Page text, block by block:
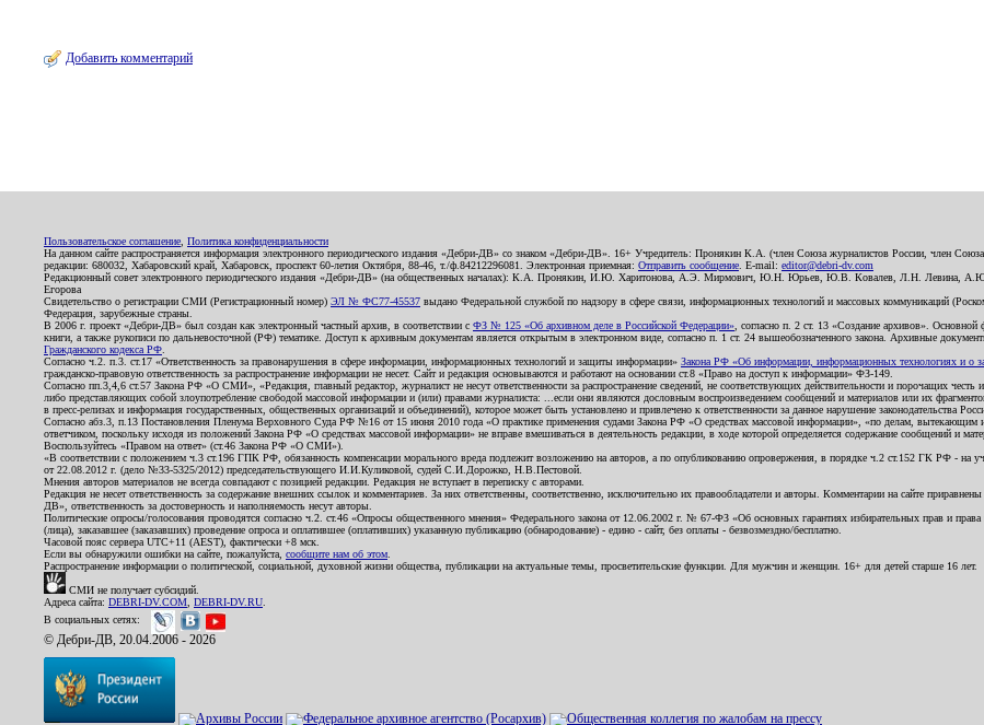
Добавить комментарий
Пользовательское соглашение Политика конфиденциальности
На данном сайте распространяется информация электронного периодического издания «Дебри-ДВ» со знаком «Дебри-ДВ». 16+ Учредитель: Пронякин К.А. (член Союза журналистов России, член
редакции: 680032, Хабаровский край, Хабаровск, проспект 60-летия Октября, 88-46, т./ф.84212296081. Электронная приемная: Отправить сообщение . E-mail: editor@debri-dv.com
Редакционный совет электронного периодического издания «Дебри-ДВ» (на общественных началах): К.А. Пронякин, И.Ю. Харитонова, А.Э. Мирмович, Ю.Н. Юрьев, Ю.В. Ковалев, Л.Н.
Егорова
Свидетельство о регистрации СМИ (Регистрационный номер) ЭЛ № ФС77-45537 выдано Федеральной службой по надзору в сфере связи, информационных технологий и массовых коммуникаций
Федерация, зарубежные страны.
В 2006 г. проект «Дебри-ДВ» был создан как электронный частный архив, в соответствии с ФЗ № 125 «Об архивном деле в Российской Федерации» , согласно п. 2 ст. 13 «Создание архивов».
книги, а также рукописи по дальневосточной (РФ) тематике. Доступ к архивным документам является открытым в электронном виде, согласно п. 1 ст. 24 вышеобозначенного закона. Архивные
Гражданского кодекса РФ
Согласно ч.2. п.3. ст.17 «Ответственность за правонарушения в сфере информации, информационных технологий и защиты информации» Закона РФ «Об информации, информационных технологиях и о
гражданско-правовую ответственность за распространение информации не несет. Сайт и редакция основываются и работают на основании ст.8 «Право на доступ к информации» ФЗ-149.
Согласно пп.3,4,6 ст.57 Закона РФ «О СМИ», «Редакция, главный редактор, журналист не несут ответственности за распространение сведений, не соответствующих действительности и порочащих
либо представляющих собой злоупотребление свободой массовой информации и (или) правами журналиста: ...если они являются дословным воспроизведением сообщений и материалов или их
в пресс-релизах и информация государственных, общественных организаций и объединений), которое может быть установлено и привлечено к ответственности за данное нарушение законодательства
Согласно абз.3, п.13 Постановления Пленума Верховного Суда РФ №16 от 15 июня 2010 года «О практике применения судами Закона РФ «О средствах массовой информации», «по делам, вытекающим
ответчиком, поскольку исходя из положений Закона РФ «О средствах массовой информации» не вправе вмешиваться в деятельность редакции, в ходе которой определяется содержание сообщений и
Воспользуйтесь «Правом на ответ» (ст.46 Закона РФ «О СМИ»).
«В соответствии с положением ч.3 ст.196 ГПК РФ, обязанность компенсации морального вреда подлежит возложению на авторов, а по опубликованию опровержения, в порядке ч.2 ст.152 ГК РФ - на
от 22.08.2012 г. (дело №33-5325/2012) председательствующего И.И.Куликовой, судей С.И.Дорожко, Н.В.Пестовой.
Мнения авторов материалов не всегда совпадают с позицией редакции. Редакция не вступает в переписку с авторами.
Редакция не несет ответственность за содержание внешних ссылок и комментариев. За них ответственны, соответственно, исключительно их правообладатели и авторы. Комментарии на сайте
ДВ», ответственность за достоверность и наполняемость несут авторы.
Политические опросы/голосования проводятся согласно ч.2. ст.46 «Опросы общественного мнения» Федерального закона от 12.06.2002 г. № 67-ФЗ «Об основных гарантиях избирательных прав и
(лица), заказавшее (заказавших) проведение опроса и оплатившее (оплативших) указанную публикацию (обнародование) - едино - сайт, без оплаты - безвозмездно/бесплатно.
Часовой пояс сервера UTC+11 (AEST), фактически +8 мск.
Если вы обнаружили ошибки на сайте, пожалуйста, сообщите нам об этом
Распространение информации о политической, социальной, духовной жизни общества, публикации на актуальные темы, просветительские функции. Для мужчин и женщин. 16+ для детей старше 16 лет.
СМИ не получает субсидий.
Адреса сайта: DEBRI-DV.COM DEBRI-DV.RU
В социальных сетях:
© Дебри-ДВ, 20.04.2006 - 2026